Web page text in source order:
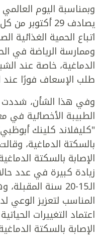
وبمناسبة اليوم
يصادف 29
اتباع الحمية الغذائية
وممارسة الرياضة في
الدماغية، خاصة عند
طلب الإسعاف فورًا
وفي هذا الشأن، شددت
الطبيبة الأخصائية
"كليفلاند كلينك
بالسكتة الدماغية،
الإصابة بالسكتة
زيادة كبيرة في عدد
الـ15-20 سنة
المناسب لتعزيز
اعتماد التغييرات
الإصابة بالسكتة